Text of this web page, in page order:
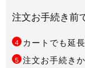
注文お手続き前
4 カートでも延
5 注文お手続き